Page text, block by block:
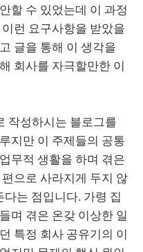
할 수 있었는데 이 과정
런 요구사항을 받았을
글을 통해 이 생각을
회사를 자극할만한 이
작성하시는 블로그를
지만 이 주제들의 공통
무적 생활을 하며 겪은
으로 사라지게 두지 않
는 점입니다. 가령 집
며 겪은 온갖 이상한 일
특정 회사 공유기의 이